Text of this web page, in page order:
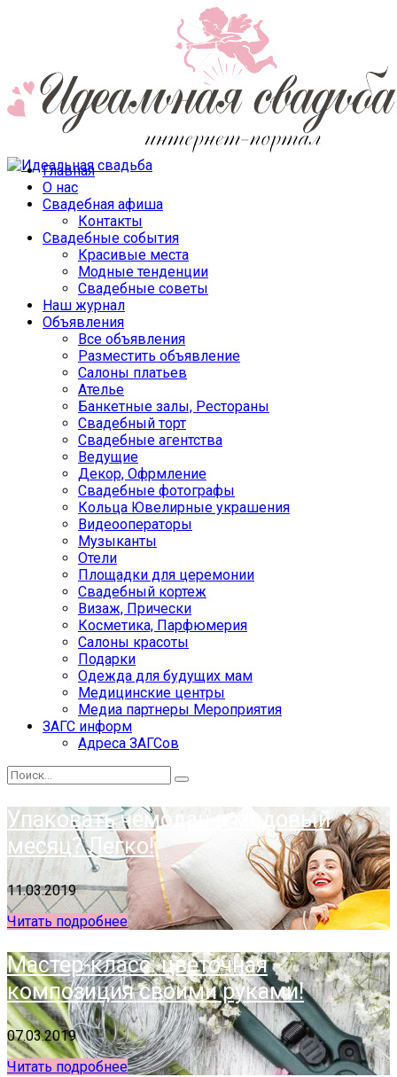
Главная
О нас
Свадебная афиша
Контакты
Свадебные события
Красивые места
Модные тенденции
Свадебные советы
Наш журнал
Объявления
Все объявления
Разместить объявление
Салоны платьев
Ателье
Банкетные залы, Рестораны
Свадебный торт
Свадебные агентства
Ведущие
Декор, Офрмление
Свадебные фотографы
Кольца Ювелирные украшения
Видеооператоры
Музыканты
Отели
Площадки для церемонии
Свадебный кортеж
Визаж, Прически
Косметика, Парфюмерия
Салоны красоты
Подарки
Одежда для будущих мам
Медицинские центры
Медиа партнеры Мероприятия
ЗАГС информ
Адреса ЗАГСов
Упаковать чемодан в медовый
месяц? Легко!
11.03.2019
Читать подробнее
Мастер-класс: цветочная
композиция своими руками!
07.03.2019
Читать подробнее